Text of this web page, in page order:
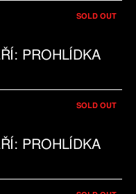
PROHLÍDKA
SOLD OUT
PROHLÍDKA
SOLD OUT